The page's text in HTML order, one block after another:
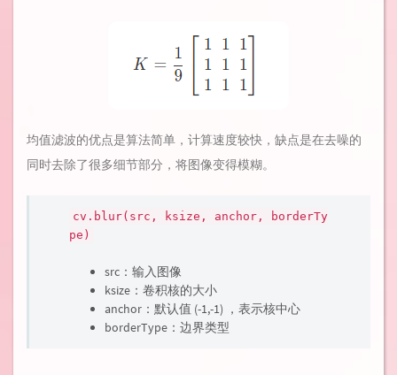
均值滤波的优点是算法简单，计算速度较快，缺点是在去噪的
同时去除了很多细节部分，将图像变得模糊。
cv.blur(src, ksize, anchor, borderTy
pe)
src：输入图像
ksize：卷积核的大小
anchor：默认值 (-1,-1) ，表示核中心
borderType：边界类型